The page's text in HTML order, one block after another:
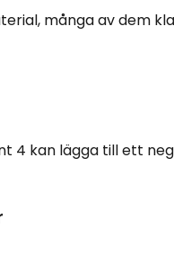
många av dem
4 kan lägga till ett